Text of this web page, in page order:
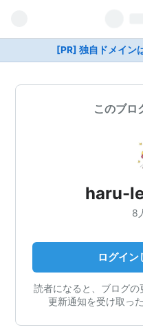
[PR] 独自ドメイン
このブロ
haru-
8
ログイン
読者になると、ブログの
更新通知を受け取っ